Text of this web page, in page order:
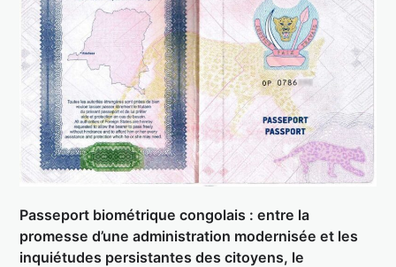
Passeport biométrique congolais : entre la
promesse d’une administration modernisée et les
inquiétudes persistantes des citoyens, le